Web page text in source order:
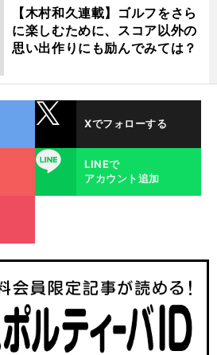
【木村和久連載】ゴルフをさら
に楽しむために、スコア以外の
思い出作りにも励んでみては？
Xでフォローする
LINE
LINEで
アカウント追加